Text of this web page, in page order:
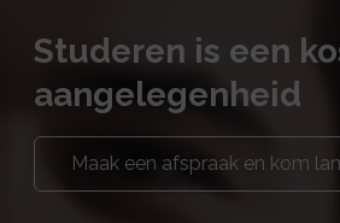
Studeren is een
aangelegenheid
Maak een afspraak en kom